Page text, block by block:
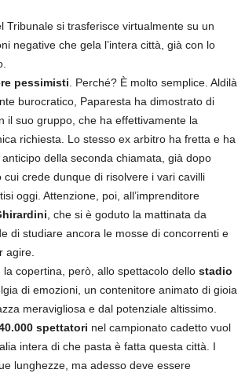
Tribunale si trasferisce virtualmente su un
negative che gela l’intera città, già con lo
pessimisti . Perché? È molto semplice. Aldilà
burocratico, Paparesta ha dimostrato di
il suo gruppo, che ha effettivamente la
richiesta. Lo stesso ex arbitro ha fretta e ha
della seconda chiamata, già dopo
cui crede dunque di risolvere i vari cavilli
oggi. Attenzione, poi, all’imprenditore
, che si è goduto la mattinata da
di studiare ancora le mosse di concorrenti e
agire.
copertina, però, allo spettacolo dello stadio
di emozioni, un contenitore animato di gioia
meravigliosa e dal potenziale altissimo.
spettatori nel campionato cadetto vuol
intera di che pasta è fatta questa città. I
lunghezze, ma adesso deve essere